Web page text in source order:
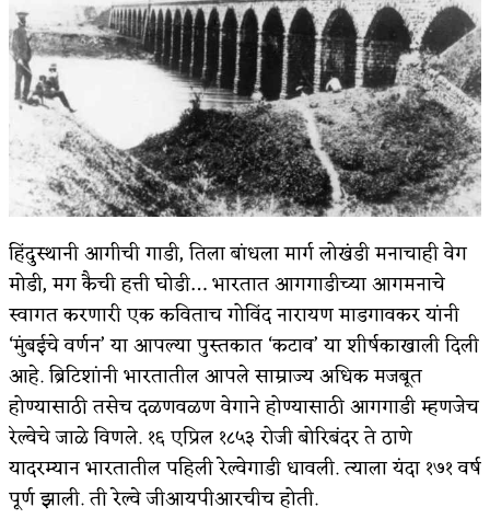
काळजाचे प्रेत
चमकदार चांदी
आदिवासींचा डॉक्टर, समाजसेवेचा ध्यास : डॉ. राहुल
जोशी
डेंग्यू: ताप उतरला म्हणजे धोका टळला असे नाही!
४ जुलै – इतिहासात घडलेल्या महत्त्वाच्या घटना
सुवर्ण – झळाळी
‘अर्थ’पूर्ण हास्य
अष्टपैलू : खंडू रांगणेकर
अपूर्ण कथा
बुडीच खटलं – संयुक्त कुटुंब का गरजेचं?
हिंदुस्थानी आगीची गाडी, तिला बांधला मार्ग लोखंडी मनाचाही वेग
मोडी, मग कैची हत्ती घोडी… भारतात आगगाडीच्या आगमनाचे
स्वागत करणारी एक कविताच गोविंद नारायण माडगावकर यांनी
‘मुंबईचे वर्णन’ या आपल्या पुस्तकात ‘कटाव’ या शीर्षकाखाली दिली
आहे. ब्रिटिशांनी भारतातील आपले साम्राज्य अधिक मजबूत
होण्यासाठी तसेच दळणवळण वेगाने होण्यासाठी आगगाडी म्हणजेच
रेल्वेचे जाळे विणले. १६ एप्रिल १८५३ रोजी बोरिबंदर ते ठाणे
यादरम्यान भारतातील पहिली रेल्वेगाडी धावली. त्याला यंदा १७१ वर्ष
पूर्ण झाली. ती रेल्वे जीआयपीआरचीच होती.